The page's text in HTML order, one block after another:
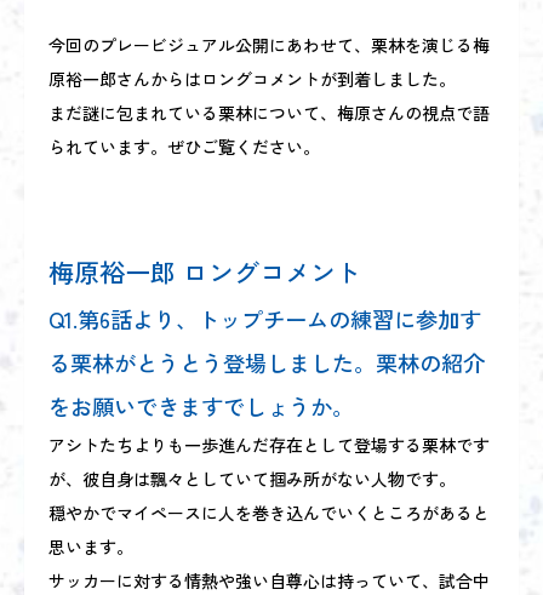
今回のプレービジュアル公開にあわせて、栗林を演じる梅
原裕一郎さんからはロングコメントが到着しました。
まだ謎に包まれている栗林について、梅原さんの視点で語
られています。ぜひご覧ください。
梅原裕一郎 ロングコメント
Q1.第6話より、トップチームの練習に参加す
る栗林がとうとう登場しました。栗林の紹介
をお願いできますでしょうか。
アシトたちよりも一歩進んだ存在として登場する栗林です
が、彼自身は飄々としていて掴み所がない人物です。
穏やかでマイペースに人を巻き込んでいくところがあると
思います。
サッカーに対する情熱や強い自尊心は持っていて、試合中